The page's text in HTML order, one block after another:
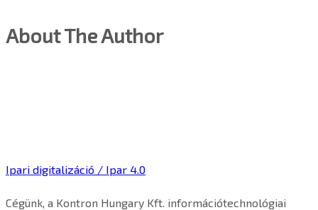
About The Author
Ipari digitalizáció / Ipar 4.0
Cégünk, a Kontron Hungary Kft. információtechnológiai